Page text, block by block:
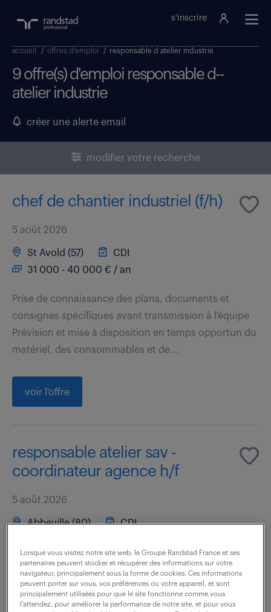
s'inscrire
accueil / offres d'emploi / responsable d atelier industrie
9 offre(s) d'emploi responsable d--
atelier industrie
créer une alerte email
modifier votre recherche
chef de chantier industriel (f/h)
5 août 2026
St Avold (57)
CDI
31 000 - 40 000 € / an
Prise de connaissance des plans, documents et
consignes spécifiques avant transmission à l'équipe
Prévision et mise à disposition en temps opportun du
matériel, des consommables et de...
voir l'offre
responsable atelier sav -
coordinateur agence h/f
5 août 2026
Abbeville (80)
CDI
Vos Missions: Entre Performance Opérationnelle et
Service Client 1. Piloter l'Activité et Manager l'Équipe :
Concevoir et optimiser le planning SAV de votre
Lorsque vous visitez notre site web, le Groupe Randstad France et ses
partenaires peuvent stocker et récupérer des informations sur votre
navigateur, principalement sous la forme de cookies. Ces informations
peuvent porter sur vous, vos préférences ou votre appareil, et sont
principalement utilisées pour que le site fonctionne comme vous
l’attendez, pour améliorer la performance de notre site, et pour vous